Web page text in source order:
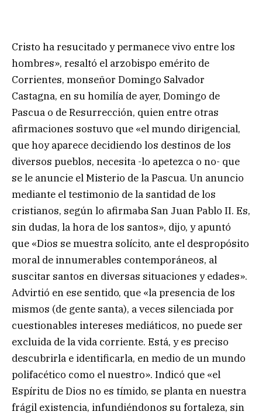
Cristo ha resucitado y permanece vivo entre los
hombres», resaltó el arzobispo emérito de
Corrientes, monseñor Domingo Salvador
Castagna, en su homilía de ayer, Domingo de
Pascua o de Resurrección, quien entre otras
afirmaciones sostuvo que «el mundo dirigencial,
que hoy aparece decidiendo los destinos de los
diversos pueblos, necesita -lo apetezca o no- que
se le anuncie el Misterio de la Pascua. Un anuncio
mediante el testimonio de la santidad de los
cristianos, según lo afirmaba San Juan Pablo II. Es,
sin dudas, la hora de los santos», dijo, y apuntó
que «Dios se muestra solícito, ante el despropósito
moral de innumerables contemporáneos, al
suscitar santos en diversas situaciones y edades».
Advirtió en ese sentido, que «la presencia de los
mismos (de gente santa), a veces silenciada por
cuestionables intereses mediáticos, no puede ser
excluida de la vida corriente. Está, y es preciso
descubrirla e identificarla, en medio de un mundo
polifacético como el nuestro». Indicó que «el
Espíritu de Dios no es tímido, se planta en nuestra
frágil existencia, infundiéndonos su fortaleza, sin